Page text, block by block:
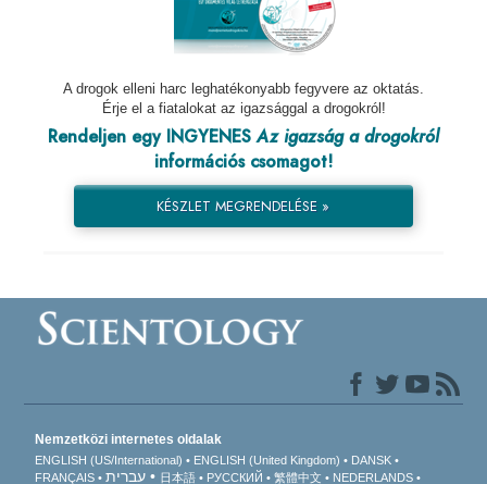
A drogok elleni harc leghatékonyabb fegyvere az oktatás.
Érje el a fiatalokat az igazsággal a drogokról!
Rendeljen egy INGYENESAz igazság a drogokról
információs csomagot!
KÉSZLET MEGRENDELÉSE »
Nemzetközi internetes oldalak
ENGLISH (US/International) ENGLISH (United Kingdom)
DANSK
FRANÇAIS
עברית 日本語 РУССКИЙ 繁體中文 NEDERLANDS